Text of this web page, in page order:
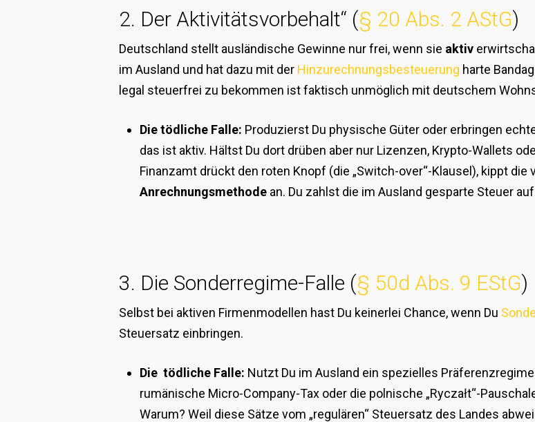
2. Der Aktivitätsvorbehalt“ (§ 20 Abs. 2 AStG)
Deutschland stellt ausländische Gewinne nur frei, wenn sie aktiv
im Ausland und hat dazu mit der Hinzurechnungsbesteuerung harte
legal steuerfrei zu bekommen ist faktisch unmöglich mit deutschem
Die tödliche Falle: Produzierst Du physische Güter oder erbringen
das ist aktiv. Hältst Du dort drüben aber nur Lizenzen, Krypto-Wallets
Finanzamt drückt den roten Knopf (die „Switch-over“-Klausel), kippt
Anrechnungsmethode an. Du zahlst die im Ausland gesparte Steuer
3. Die Sonderregime-Falle (§ 50d Abs. 9 EStG)
Selbst bei aktiven Firmenmodellen hast Du keinerlei Chance, wenn Du
Steuersatz einbringen.
Die tödliche Falle: Nutzt Du im Ausland ein spezielles
rumänische Micro-Company-Tax oder die polnische „Ryczałt“-
Warum? Weil diese Sätze vom „regulären“ Steuersatz des Landes